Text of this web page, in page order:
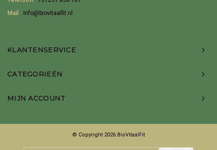
Mail
Info@biovitaalfit.nl
KLANTENSERVICE
CATEGORIEËN
MIJN ACCOUNT
© Copyright 2026 BioVitaalFit